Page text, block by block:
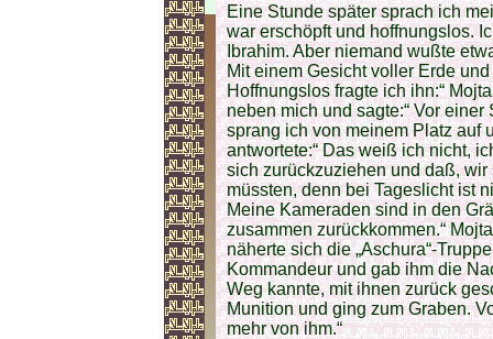
Eine Stunde später sprach ich
war erschöpft und hoffnungslos.
Ibrahim. Aber niemand wußte
Mit einem Gesicht voller Erde
Hoffnungslos fragte ich ihn:“
neben mich und sagte:“ Vor
sprang ich von meinem Platz auf
antwortete:“ Das weiß ich nicht,
sich zurückzuziehen und daß,
müssten, denn bei Tageslicht ist
Meine Kameraden sind in den
zusammen zurückkommen.“
näherte sich die „Aschura“-
Kommandeur und gab ihm die
Weg kannte, mit ihnen zurück
Munition und ging zum Graben.
mehr von ihm.“